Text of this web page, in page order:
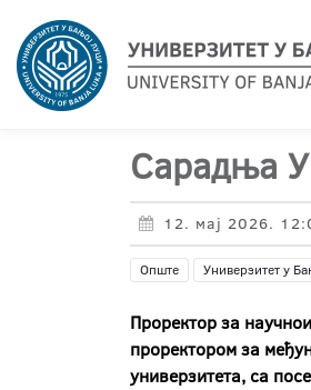
Сарадња
12. мај 2026.
Опште Универзитет у
Проректор за
проректором за
универзитета, са